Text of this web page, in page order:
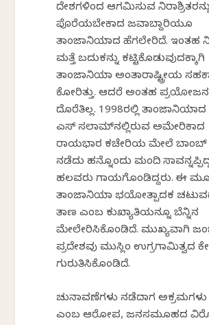
ದೇಶಗಳಿಂದ ಆಗಮಿಸುವ
ಪೊರೆಯಬೇಕಾದ ಜವಾಬ್ದಾರಿಯೂ
ತಾಂಜಾನಿಯಾದ ಹೆಗಲೇರಿದೆ. ಇಂತಹ
ಮತ್ತೆ ಬದುಕನ್ನು ಕಟ್ಟಿಕೊಡುವುದಕ್ಕಾಗಿ
ತಾಂಜಾನಿಯಾ ಅಂತಾರಾಷ್ಟ್ರೀಯ
ಕೋರಿತ್ತು. ಆದರೆ ಅಂತಹ
ದೊರೆತಿಲ್ಲ. 1998ರಲ್ಲಿ
ಎಸ್ ಸಲಾಮ್‌ನಲ್ಲಿರುವ ಅಮೇರಿಕಾದ
ರಾಯಭಾರ ಕಚೇರಿಯ ಮೇಲೆ ಬಾಂಬ್
ನಡೆದು ಹನ್ನೊಂದು ಮಂದಿ
ಹಲವರು ಗಾಯಗೊಂಡಿದ್ದರು. ಈ
ತಾಂಜಾನಿಯಾ ಭಯೋತ್ಪಾದಕ
ತಾಣ ಎಂಬ ಕುಖ್ಯಾತಿಯನ್ನೂ ಬೆನ್ನಿನ
ಮೇಲೇರಿಸಿಕೊಂಡಿದೆ. ಮುಖ್ಯವಾಗಿ
ಪ್ರದೇಶವು ಮುಸ್ಲಿಂ ಉಗ್ರಗಾಮಿತ್ವದ
ಗುರುತಿಸಿಕೊಂಡಿದೆ.
ಚುನಾವಣೆಗಳು ನಡೆದಾಗ
ಎಂಬ ಆರೋಪ, ಜನಸಮೂಹದ